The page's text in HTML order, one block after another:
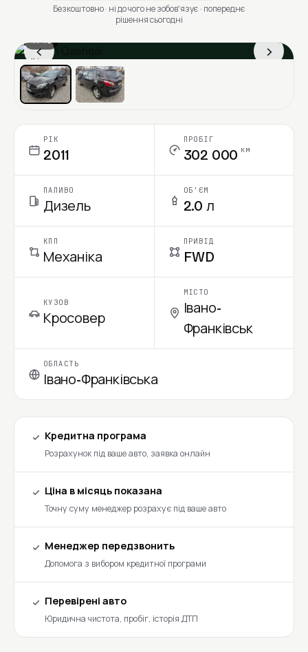
Безкоштовно · ні до чого не зобовʼязує · попереднє
рішення сьогодні
‹ ›
1 / 13
Ціна в місяць
РІК
2011
ПРОБІГ
302 000 км
ПАЛИВО
Дизель
ОБ'ЄМ
2.0 л
КПП
Механіка
ПРИВІД
FWD
КУЗОВ
Кросовер
МІСТО
Івано-
Франківськ
ОБЛАСТЬ
Івано-Франківська
Кредитна програма
Розрахунок під ваше авто, заявка онлайн
Ціна в місяць показана
Точну суму менеджер розрахує під ваше авто
Менеджер передзвонить
Допомога з вибором кредитної програми
Перевірені авто
Юридична чистота, пробіг, історія ДТП